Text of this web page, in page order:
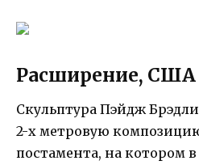
Расширение, США
Скульптура Пэйдж
2-х метровую
постамента, на котором в